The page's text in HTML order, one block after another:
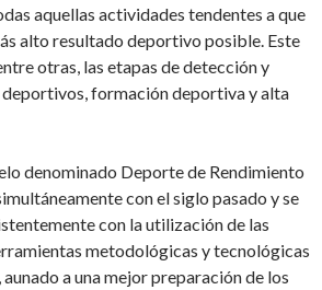
aquellas actividades tendentes a que
alto resultado deportivo posible. Este
otras, las etapas de detección y
formación deportiva y alta
denominado Deporte de Rendimiento
con el siglo pasado y se
con la utilización de las
metodológicas y tecnológicas
a una mejor preparación de los